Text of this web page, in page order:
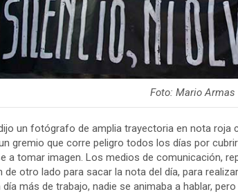
Foto: Mario Armas
dijo un fotógrafo de amplia trayectoria en nota
gremio que corre peligro todos los días por
a tomar imagen. Los medios de comunicación,
otro lado para sacar la nota del día, para
más de trabajo, nadie se animaba a hablar,